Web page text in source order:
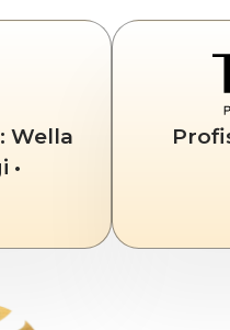
Wella
•